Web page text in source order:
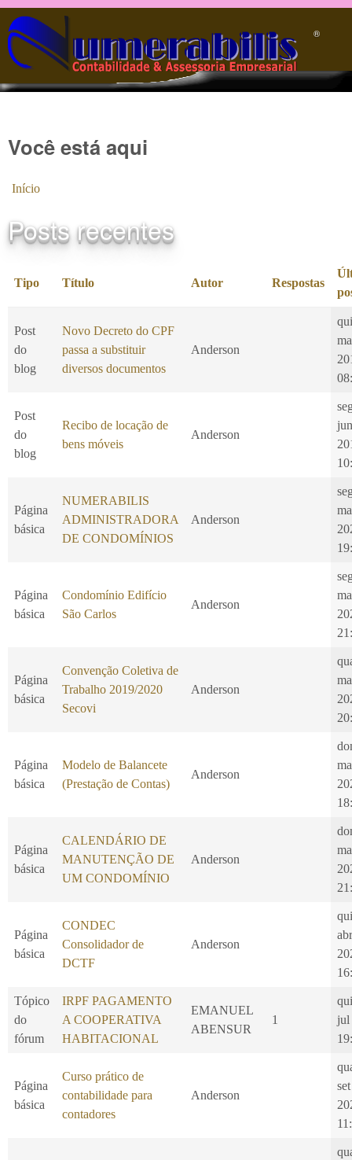
Pular para o conteúdo principal
®️
Você está aqui
Início
Posts recentes
Tipo Título Autor Respostas
Post
do
blog
Novo Decreto do CPF
passa a substituir
diversos documentos
Anderson
Post
do
blog
Recibo de locação de
bens móveis
Anderson
jun
Página
básica
NUMERABILIS
ADMINISTRADORA
DE CONDOMÍNIOS
Anderson
Página
básica
Condomínio Edifício
São Carlos
Anderson
Página
básica
Convenção Coletiva de
Trabalho 2019/2020
Secovi
Anderson
Página
básica
Modelo de Balancete
(Prestação de Contas)
Anderson
Página
básica
CALENDÁRIO DE
MANUTENÇÃO DE
UM CONDOMÍNIO
Anderson
Página
básica
CONDEC
Consolidador de
DCTF
Anderson
abr
Tópico
do
fórum
IRPF PAGAMENTO
A COOPERATIVA
HABITACIONAL
EMANUEL
ABENSUR
1
jul
Página
básica
Curso prático de
contabilidade para
contadores
Anderson
set